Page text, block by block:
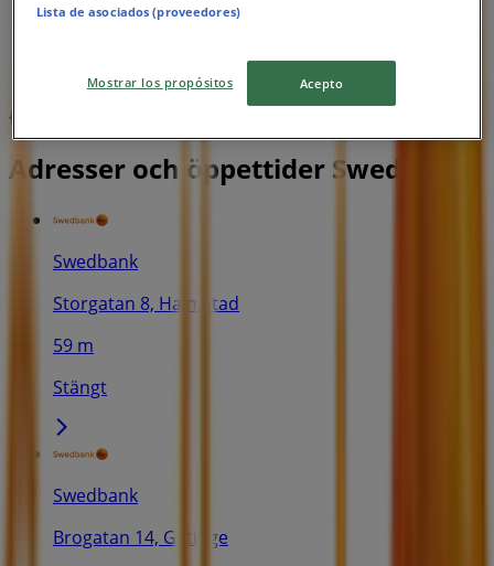
{"numCatalogs":0}
Adresser och öppettider Swedbank
Swedbank
Storgatan 8, Halmstad
59 m
Stängt
Swedbank
Brogatan 14, Getinge
Lista de asociados (proveedores)
Mostrar los propósitos Acepto